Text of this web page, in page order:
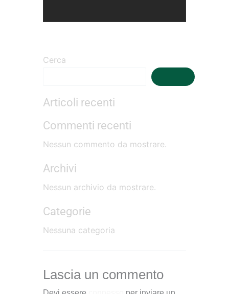
Cerca
Articoli recenti
Commenti recenti
Nessun commento da mostrare.
Archivi
Nessun archivio da mostrare.
Categorie
Nessuna categoria
Lascia un commento